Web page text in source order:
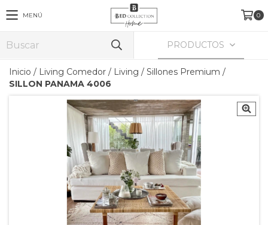
MENÚ 0
PRODUCTOS
Inicio / Living Comedor / Living / Sillones Premium /
SILLON PANAMA 4006